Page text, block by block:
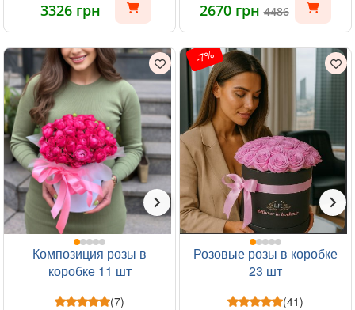
3326 грн 2670 грн4486
Композиция розы в
коробке 11 шт
(7)
-7%
Розовые розы в коробке
23 шт
(41)